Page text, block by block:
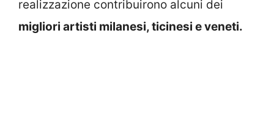
realizzazione contribuirono alcuni dei
migliori artisti milanesi, ticinesi e veneti.